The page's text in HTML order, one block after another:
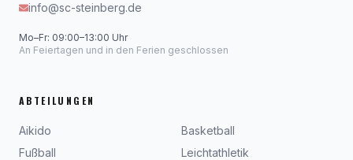
info@sc-steinberg.de
Mo–Fr: 09:00–13:00 Uhr
An Feiertagen und in den Ferien geschlossen
ABTEILUNGEN
Aikido
Basketball
Fußball
Leichtathletik